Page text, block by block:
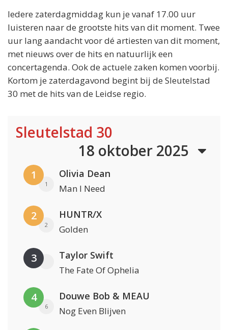
Iedere zaterdagmiddag kun je vanaf 17.00 uur
luisteren naar de grootste hits van dit moment. Twee
uur lang aandacht voor dé artiesten van dit moment,
met nieuws over de hits en natuurlijk een
concertagenda. Ook de actuele zaken komen voorbij.
Kortom je zaterdagavond begint bij de Sleutelstad
30 met de hits van de Leidse regio.
Sleutelstad 30
18 oktober 2025
1
1
Olivia Dean
Man I Need
2
2
HUNTR/X
Golden
3 Taylor Swift
The Fate Of Ophelia
4
6
Douwe Bob & MEAU
Nog Even Blijven